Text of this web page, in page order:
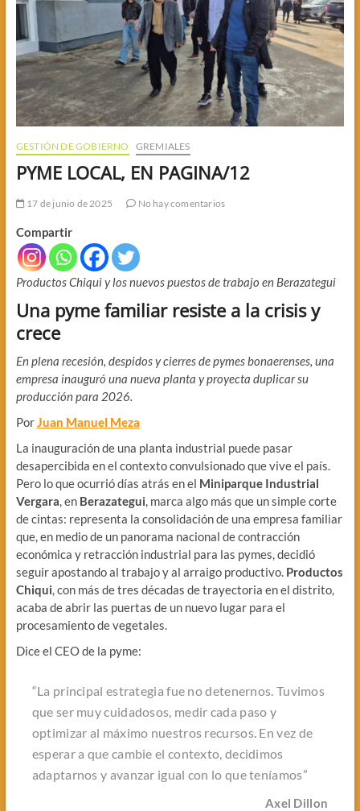
GESTIÓN DE GOBIERNO GREMIALES
PYME LOCAL, EN PAGINA/12
17 de junio de 2025 No hay comentarios
Compartir
Productos Chiqui y los nuevos puestos de trabajo en Berazategui
Una pyme familiar resiste a la crisis y
crece
En plena recesión, despidos y cierres de pymes bonaerenses, una
empresa inauguró una nueva planta y proyecta duplicar su
producción para 2026.
PorJuan Manuel Meza
La inauguración de una planta industrial puede pasar
desapercibida en el contexto convulsionado que vive el país.
Pero lo que ocurrió días atrás en el Miniparque Industrial
Vergara, en Berazategui, marca algo más que un simple corte
de cintas: representa la consolidación de una empresa familiar
que, en medio de un panorama nacional de contracción
económica y retracción industrial para las pymes, decidió
seguir apostando al trabajo y al arraigo productivo. Productos
Chiqui, con más de tres décadas de trayectoria en el distrito,
acaba de abrir las puertas de un nuevo lugar para el
procesamiento de vegetales.
Dice el CEO de la pyme:
“La principal estrategia fue no detenernos. Tuvimos
que ser muy cuidadosos, medir cada paso y
optimizar al máximo nuestros recursos. En vez de
esperar a que cambie el contexto, decidimos
adaptarnos y avanzar igual con lo que teníamos”
Axel Dillon